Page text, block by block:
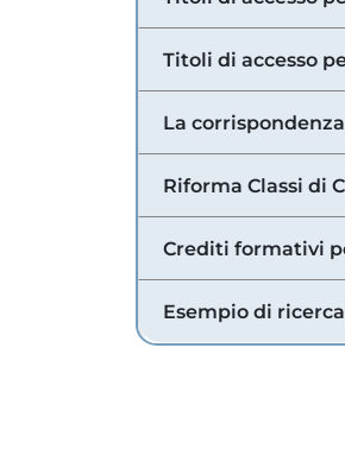
Titoli di accesso
La
Riforma Classi di
Crediti formativi
Esempio di